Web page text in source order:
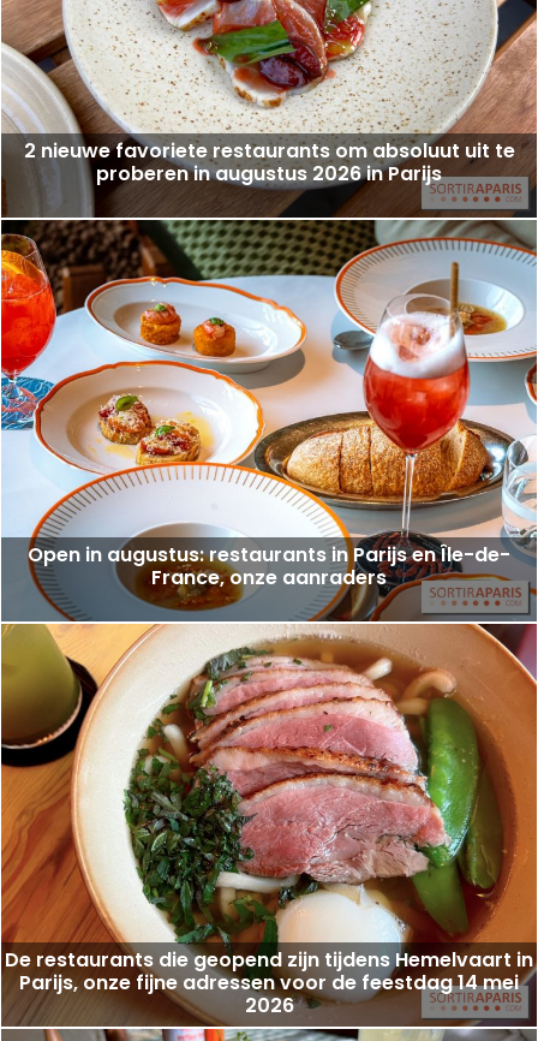
2 nieuwe favoriete restaurants om absoluut uit te
proberen in augustus 2026 in Parijs
Open in augustus: restaurants in Parijs en Île-de-
France, onze aanraders
De restaurants die geopend zijn tijdens Hemelvaart in
Parijs, onze fijne adressen voor de feestdag 14 mei
2026